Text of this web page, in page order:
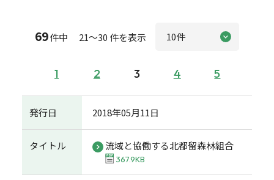
69件中 21～30 件を表示
1 2 3 4 5
発行日 2018年05月11日
タイトル 流域と協働する北都留森林組合
367.9KB